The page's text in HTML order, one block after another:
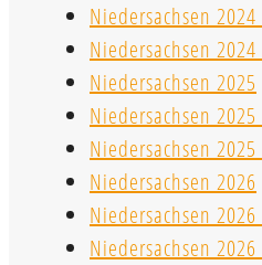
Niedersachsen
Niedersachsen
Niedersachsen 2025
Niedersachsen
Niedersachsen
Niedersachsen 2026
Niedersachsen
Niedersachsen